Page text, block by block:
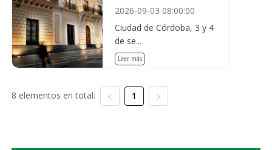
2026-09-03 08:00:00
Ciudad de Córdoba, 3 y 4
de se...
Leer más
8 elementos en total: 1